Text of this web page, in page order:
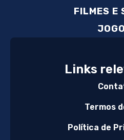
FILMES E
Links
Termos
Política de